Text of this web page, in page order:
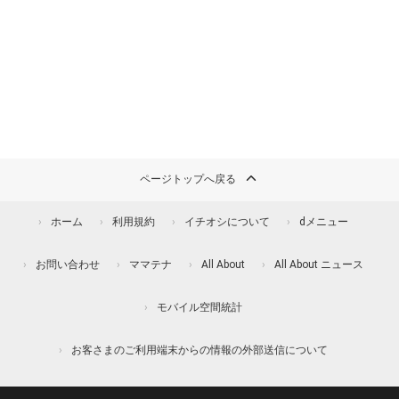
ページトップへ戻る
ホーム 利用規約 イチオシについて dメニュー
お問い合わせ ママテナ All About All About ニュース
モバイル空間統計
お客さまのご利用端末からの情報の外部送信について